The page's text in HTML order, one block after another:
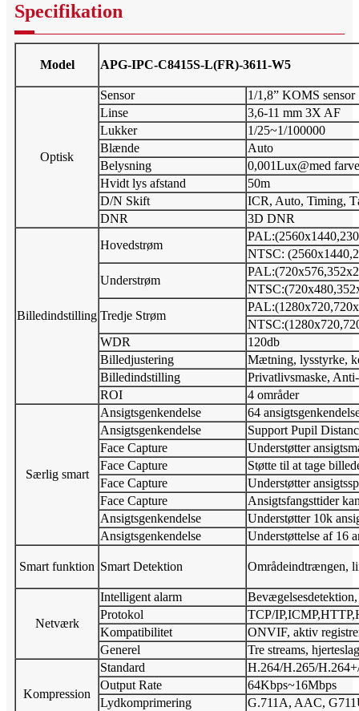
Specifikation
Model APG-IPC-C8415S-L(FR)-3611-W5
Optisk
Sensor
1/1,8” KOMS sensor
Linse
3,6-11 mm 3X AF
Lukker
1/25~1/100000
Blænde
Auto
Belysning
0,001Lux@med
Hvidt lys afstand
50m
D/N Skift
ICR, Auto, Timing,
DNR
3D DNR
Billedindstilling
Hovedstrøm
NTSC:
Understrøm
Tredje Strøm
WDR
120db
Billedjustering
Mætning, lysstyrke,
Billedindstilling
Privatlivsmaske,
ROI
4 områder
Særlig smart
Ansigtsgenkendelse
64
Ansigtsgenkendelse
Support Pupil
Face Capture
Understøtter
Face Capture
Støtte til at tage
Face Capture
Understøtter
Face Capture
Ansigtsfangsttider
Ansigtsgenkendelse
Understøtter 10k
Ansigtsgenkendelse
Understøttelse af 16
Smart funktion Smart Detektion Områdeindtrængen,
Netværk
Intelligent alarm
Protokol
TCP/
Kompatibilitet
ONVIF, aktiv
Generel
Tre streams,
Kompression
Standard
H.264/H.265/
Output Rate
64Kbps~16Mbps
Lydkomprimering
G.711A, AAC,